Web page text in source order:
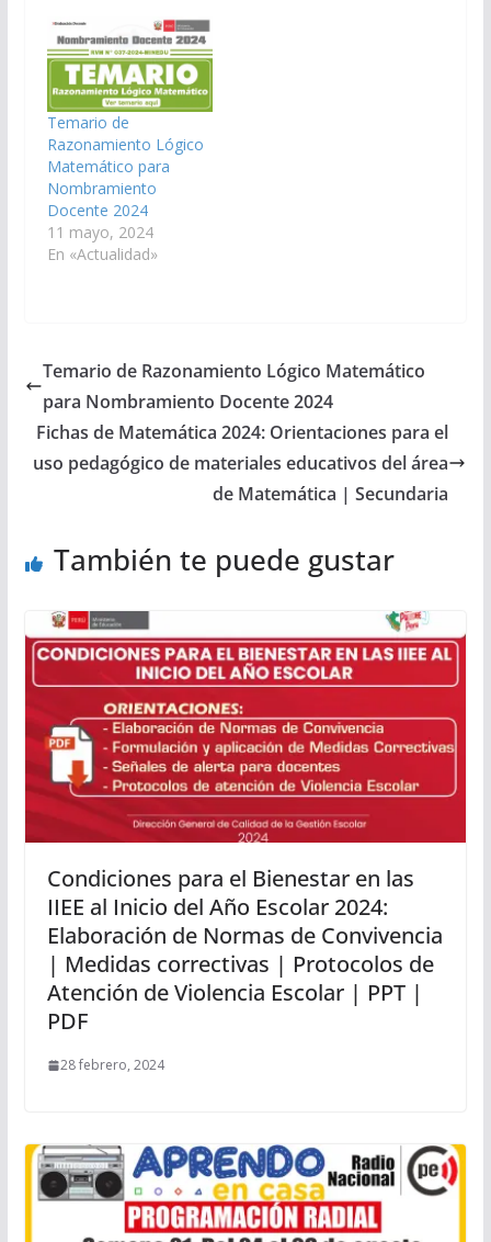
Temario de
Razonamiento Lógico
Matemático para
Nombramiento
Docente 2024
11 mayo, 2024
En «Actualidad»
Temario de Razonamiento Lógico Matemático
para Nombramiento Docente 2024
Fichas de Matemática 2024: Orientaciones para el
uso pedagógico de materiales educativos del área
de Matemática | Secundaria
También te puede gustar
Condiciones para el Bienestar en las
IIEE al Inicio del Año Escolar 2024:
Elaboración de Normas de Convivencia
| Medidas correctivas | Protocolos de
Atención de Violencia Escolar | PPT |
PDF
28 febrero, 2024